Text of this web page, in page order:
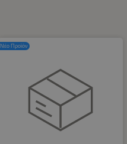
Νέο Προϊόν